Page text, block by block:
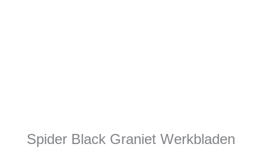
Spider Black Graniet Werkbladen